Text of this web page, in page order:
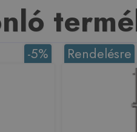
-5% Rendelésre